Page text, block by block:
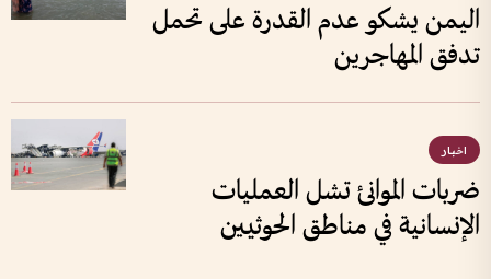
اليمن يشكو عدم القدرة على تحمل
تدفق المهاجرين
اخبار
ضربات الموانئ تشل العمليات
الإنسانية في مناطق الحوثيين